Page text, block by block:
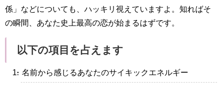
係」などについても、ハッキリ視えていますよ。知ればそ
の瞬間、あなた史上最高の恋が始まるはずです。
以下の項目を占えます
・名前から感じるあなたのサイキックエネルギー